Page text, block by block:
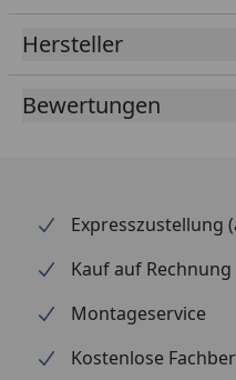
Metallrinnen in
beschichtet, 324 / 434 /
Rinnen mit 100 mm
Einfaches Stecken
Rinnenverbinder
Hersteller
Bewertungen
Expresszustellung
Kauf auf
Montageservice
Kostenlose